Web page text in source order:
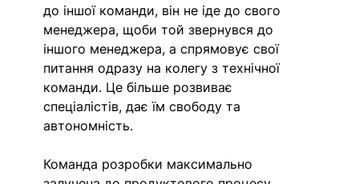
до іншої команди, він не іде до свого
менеджера, щоби той звернувся до
іншого менеджера, а спрямовує свої
питання одразу на колегу з технічної
команди. Це більше розвиває
спеціалістів, дає їм свободу та
автономність.
Команда розробки максимально